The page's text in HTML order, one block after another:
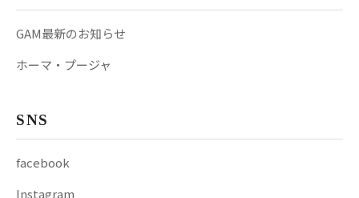
GAM最新のお知らせ
ホーマ・プージャ
SNS
facebook
Instagram